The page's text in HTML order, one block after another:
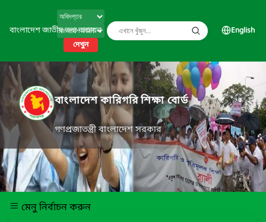
বাংলাদেশ জাতীয় তথ্য বাতায়ন
দেখুন
English
বাংলাদেশ কারিগরি শিক্ষা বোর্ড
গণপ্রজাতন্ত্রী বাংলাদেশ সরকার
মেনু নির্বাচন করুন